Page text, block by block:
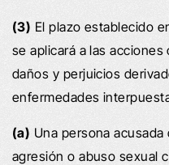
(3) El plazo establecido
se aplicará a las
daños y perjuicios
enfermedades
(a) Una persona
agresión o abuso sexual